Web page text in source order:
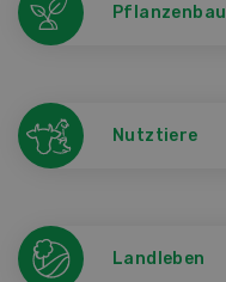
Pflanzenbau
Nutztiere
Landleben